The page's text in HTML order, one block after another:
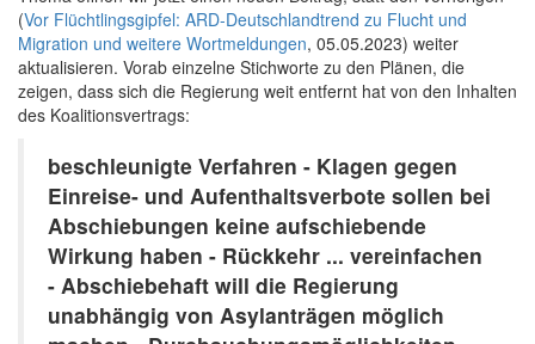
(Vor Flüchtlingsgipfel: ARD-Deutschlandtrend zu Flucht und
Migration und weitere Wortmeldungen, 05.05.2023) weiter
aktualisieren. Vorab einzelne Stichworte zu den Plänen, die
zeigen, dass sich die Regierung weit entfernt hat von den Inhalten
des Koalitionsvertrags:
beschleunigte Verfahren - Klagen gegen
Einreise- und Aufenthaltsverbote sollen bei
Abschiebungen keine aufschiebende
Wirkung haben - Rückkehr ... vereinfachen
- Abschiebehaft will die Regierung
unabhängig von Asylanträgen möglich